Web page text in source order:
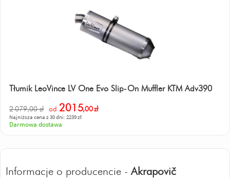
Tłumik LeoVince LV One Evo Slip-On Muffler KTM Adv390
2 079,00 zł od 2015,00zł
Najniższa cena z 30 dni: 2239 zł
Darmowa dostawa
Informacje o producencie -Akrapovič